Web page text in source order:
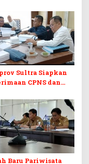
APBD 2026
Sultra Siapkan
CPNS dan
Formasi Disabilitas
Baru Pariwisata